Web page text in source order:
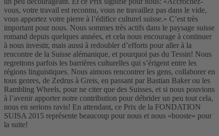
vous, votre travail est reconnu, vous ne travaillez pas dans le vide,
vous apportez votre pierre à l’édifice culturel suisse.» C’est très
important pour nous. Nous sommes très actifs dans le paysage suisse
romand depuis quelques années, et cela nous encourage à continuer
à nous investir, mais aussi à redoubler d’efforts pour aller à la
rencontre de la Suisse alémanique, et pourquoi pas du Tessin! Nous
regrettons parfois les barrières culturelles qui s’érigent entre les
régions linguistiques. Nous aimons rencontrer les gens, collaborer en
tous genres, de Zedrus à Greis, en passant par Bastian Baker ou les
Rambling Wheels, pour ne citer que des Suisses, et si nous pouvions
à l’avenir apporter notre contribution pour débrider un peu tout cela,
nous en serions ravis! En attendant, ce Prix de la FONDATION
SUISA 2015 représente beaucoup pour nous et nous «booste» pour
la suite!